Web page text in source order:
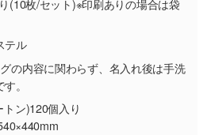
す。→詳しく見る
背景が足りない／塗り足
ない
印刷範囲よりも小さい場
の背景であれば拡張が可
る
(10枚/セット)※印刷ありの場合は袋
テル
の内容に関わらず、名入れ後は手洗
。
トン)120個入り